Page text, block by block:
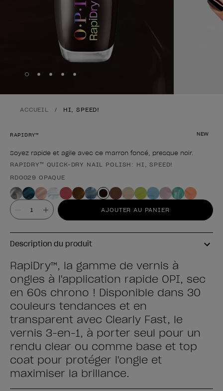
Skip to slide
Skip to slide
Skip to slide
Skip to slide
Skip to slide
ACCUEIL HI, SPEED!
NEW
RAPIDRY™
Soyez rapide et agile avec ce marron foncé, presque noir.
Forme du produit
RAPIDRY™ QUICK-DRY NAIL POLISH: HI, SPEED!
RD0029 OPAQUE
Valeur AJOUTER AU PANIER
Description du produit
RapiDry™, la gamme de vernis à
ongles à l'application rapide OPI, sec
en 60s chrono ! Disponible dans 30
couleurs tendances et en
transparent avec Clearly Fast, le
vernis 3-en-1, à porter seul pour un
rendu clear ou comme base et top
coat pour protéger l'ongle et
maximiser la brillance.